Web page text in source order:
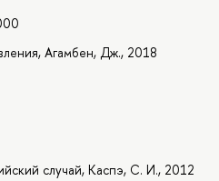
Агамбен, Дж., 2018
случай, Каспэ, С. И., 2012